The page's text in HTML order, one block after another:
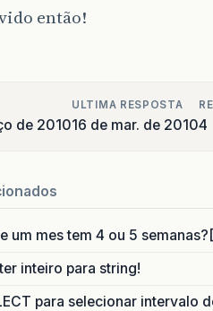
então!
de 2010
ULTIMA RESPOSTA
16 de mar. de 20104
um mes tem 4 ou 5
inteiro para string!
para selecionar intervalo